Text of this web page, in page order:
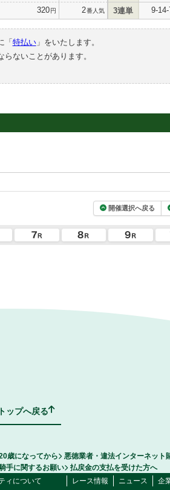
320円 2番人気 3連単 9-14-
「 特払い」をいたします。
らないことがあります。
開催選択へ戻る
ップへ戻る
歳になってから
悪徳業者・違法インターネット
手に関するお願い
払戻金の支払を受けた方へ
ィについて レース情報 ニュース 企